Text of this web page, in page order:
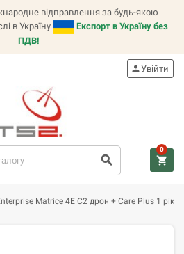
відправлення за будь-якою
в Україну
Експорт в Україну без
ПДВ!
search
personУвійти
shopping_cart
0
Matrice 4E C2 дрон + Care Plus 1 рік